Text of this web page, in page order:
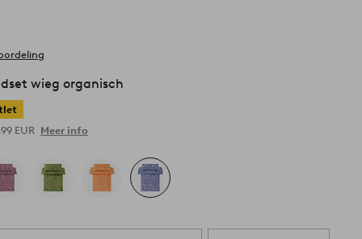
wieg organisch
EUR Meer info